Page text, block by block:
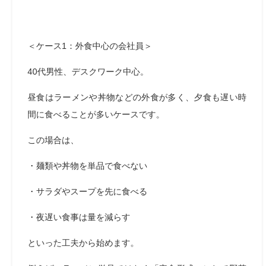
＜ケース1：外食中心の会社員＞
40代男性、デスクワーク中心。
昼食はラーメンや丼物などの外食が多く、夕食も遅い時
間に食べることが多いケースです。
この場合は、
・麺類や丼物を単品で食べない
・サラダやスープを先に食べる
・夜遅い食事は量を減らす
といった工夫から始めます。